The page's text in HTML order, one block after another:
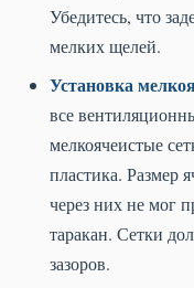
Убедитесь, что
мелких щелей.
Установка
все
мелкоячеистые
пластика. Размер
через них не мог
таракан. Сетки
зазоров.